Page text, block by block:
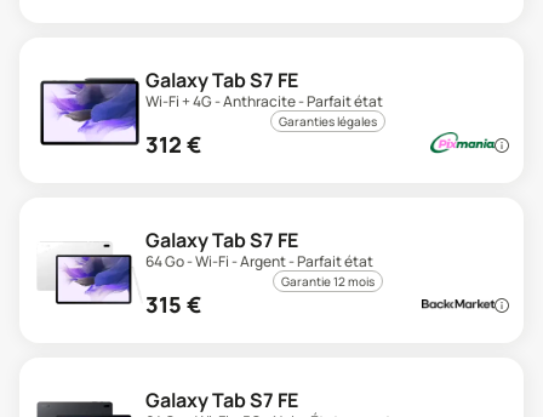
Galaxy Tab S7 FE
Wi-Fi + 4G - Anthracite - Parfait état
Garanties légales
312 €
Galaxy Tab S7 FE
64 Go - Wi-Fi - Argent - Parfait état
Garantie 12 mois
315 €
Galaxy Tab S7 FE